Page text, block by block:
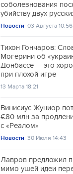
соболезнования
убийству двух
Новости 03 Августа 10:56
Тихон Гончаров:
Могерини об
Донбассе — это
при плохой игре
13 Марта 18:21
Винисиус Жуниор
€80 млн за
с «Реалом»
Новости 30 Июля 14:43
Лавров предложил
мимо ушей идеи